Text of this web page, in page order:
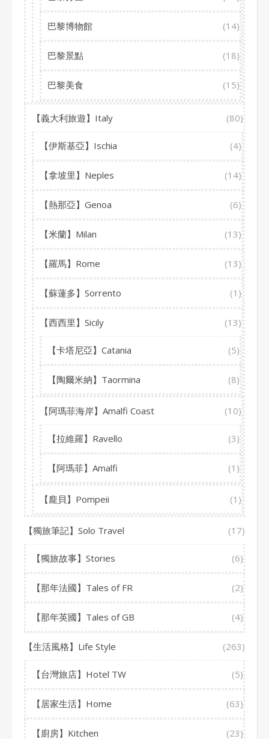
巴黎博物館 (14)
巴黎景點 (18)
巴黎美食 (15)
【義大利旅遊】Italy (80)
【伊斯基亞】Ischia (4)
【拿坡里】Neples (14)
【熱那亞】Genoa (6)
【米蘭】Milan (13)
【羅馬】Rome (13)
【蘇蓮多】Sorrento (1)
【西西里】Sicily (13)
【卡塔尼亞】Catania (5)
【陶爾米納】Taormina (8)
【阿瑪菲海岸】Amalfi Coast (10)
【拉維羅】Ravello (3)
【阿瑪菲】Amalfi (1)
【龐貝】Pompeii (1)
【獨旅筆記】Solo Travel (17)
【獨旅故事】Stories (6)
【那年法國】Tales of FR (2)
【那年英國】Tales of GB (4)
【生活風格】Life Style (263)
【台灣旅店】Hotel TW (5)
【居家生活】Home (63)
【廚房】Kitchen (23)